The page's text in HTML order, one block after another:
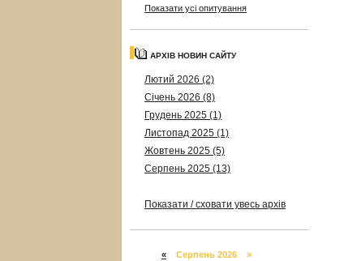
Показати усі опитування
АРХІВ НОВИН САЙТУ
Лютий 2026 (2)
Січень 2026 (8)
Грудень 2025 (1)
Листопад 2025 (1)
Жовтень 2025 (5)
Серпень 2025 (13)
Показати / сховати увесь архів
« Серпень 2026 »